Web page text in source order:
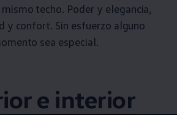
techo. Poder y elegancia,
y confort. Sin esfuerzo alguno
sea especial.
e interior